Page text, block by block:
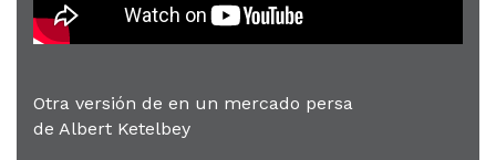
Otra versión de en un mercado persa
de Albert Ketelbey